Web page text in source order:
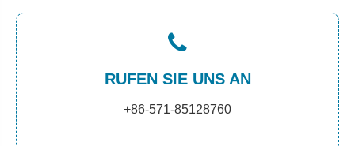
RUFEN SIE UNS AN
+86-571-85128760